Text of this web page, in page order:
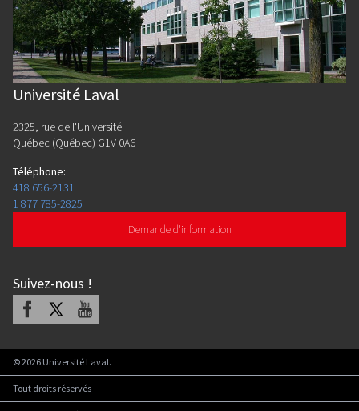
Université Laval
2325, rue de l'Université
Québec (Québec) G1V 0A6
Téléphone:
418 656-2131
1 877 785-2825
Demande d'information
Suivez-nous !
Facebook Youtube
©2026 Université Laval.
Tout droits réservés